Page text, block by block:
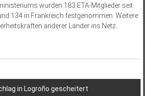
wurden 183 ETA-Mitglieder seit
134 in Frankreich festgenommen. Weitere
anderer Länder ins Netz.
in Logroño gescheitert